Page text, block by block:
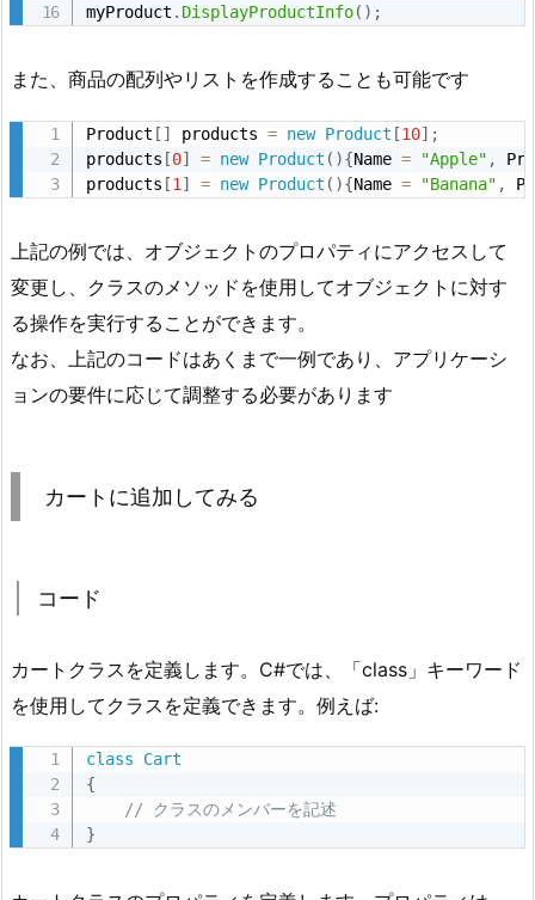
myProduct . DisplayProductInfo( ) ;
また、商品の配列やリストを作成することも可能です
Product [ ] products = new Product [10] ;
products [0] = new Product ( ){Name = "Apple" ,
products [1 ] = new Product ( ){Name = "Banana" ,
上記の例では、オブジェクトのプロパティにアクセスして
変更し、クラスのメソッドを使用してオブジェクトに対す
る操作を実行することができます。
なお、上記のコードはあくまで一例であり、アプリケーシ
ョンの要件に応じて調整する必要があります
カートに追加してみる
コード
カートクラスを定義します。C#では、「class」キーワード
を使用してクラスを定義できます。例えば:
class
Cart
{
// クラスのメンバーを記述
}